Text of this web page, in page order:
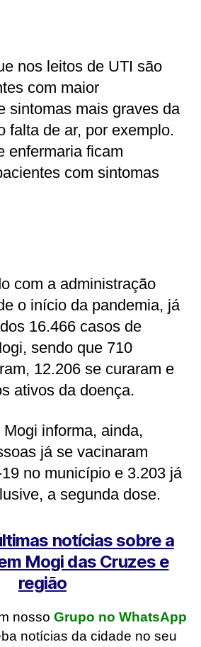
nos leitos de UTI são
com maior
sintomas mais graves da
falta de ar, por exemplo.
enfermaria ficam
com sintomas
com a administração
o início da pandemia, já
16.466 casos de
sendo que 710
12.206 se curaram e
ativos da doença.
informa, ainda,
já se vacinaram
no município e 3.203 já
a segunda dose.
notícias sobre a
Mogi das Cruzes e
região
nosso Grupo no WhatsApp
notícias da cidade no seu